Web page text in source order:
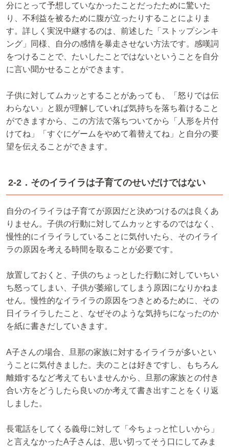
分にとって予想していなかったことだったために驚いた
り、不利益を被るために腹が立ったりすることによりま
す。詳しく実況中継するのは、前述した「ストップシンキ
ング」同様、自分の感情を暴走させない方法です。感嘆詞
をつけることで、たいしたことではないということを自分
に言い聞かせることができます。
子供に対してムカッとすることがあっても、「怒りでは伝
わらない」と親が理解していれば気持ちを落ち着けること
ができますから、この方法で落ちついてから「人形を片付
けてね」「すぐにゲームをやめて着替えてね」と自分の要
望を伝えることができます。
2-2．そのイライラは子育てのせいだけではない
自分のイライラは子育てが原因だと決めつけるのは良くあ
りません。子供の行動に対してムカッとするのではなく、
慢性的にイライラしていることに気付いたら、そのイライ
ラの原因を考える時間を取ることが必要です。
放置しておくと、子供のちょっとした行動に対していちい
ち怒ってしまい、子供が萎縮してしまう原因になりかねま
せん。慢性的なイライラの原因をつきとめるために、その
日イライラしたこと、なぜそのような気持ちになったのか
を紙に書きだしていきます。
A子さんの場合、旦那の家族に対するイライラが多いとい
うことに気付きました。夫のことは好きですし、もちろん
離婚するなど考えてもいませんから、旦那の家族との付き
合い方をどうしたら良いのか考えて書き出すことをくり返
しました。
長電話をしてくる義母に対して「今ちょっと忙しいから」
と言えなかったA子さんは、思い切ってそう口にしてみま